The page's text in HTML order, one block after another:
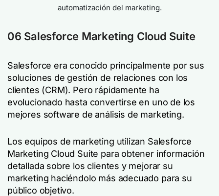
automatización del marketing.
06 Salesforce Marketing Cloud Suite
Salesforce era conocido principalmente por sus
soluciones de gestión de relaciones con los
clientes (CRM). Pero rápidamente ha
evolucionado hasta convertirse en uno de los
mejores software de análisis de marketing.
Los equipos de marketing utilizan Salesforce
Marketing Cloud Suite para obtener información
detallada sobre los clientes y mejorar su
marketing haciéndolo más adecuado para su
público objetivo.